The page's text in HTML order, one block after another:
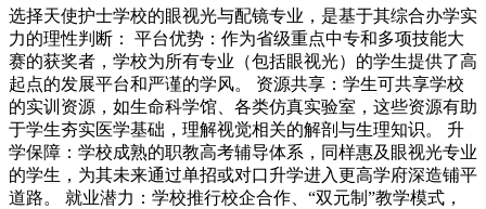
选择天使护士学校的眼视光与配镜专业，是基于其综合办学实
力的理性判断： 平台优势：作为省级重点中专和多项技能大
赛的获奖者，学校为所有专业（包括眼视光）的学生提供了高
起点的发展平台和严谨的学风。 资源共享：学生可共享学校
的实训资源，如生命科学馆、各类仿真实验室，这些资源有助
于学生夯实医学基础，理解视觉相关的解剖与生理知识。 升
学保障：学校成熟的职教高考辅导体系，同样惠及眼视光专业
的学生，为其未来通过单招或对口升学进入更高学府深造铺平
道路。 就业潜力：学校推行校企合作、“双元制”教学模式，